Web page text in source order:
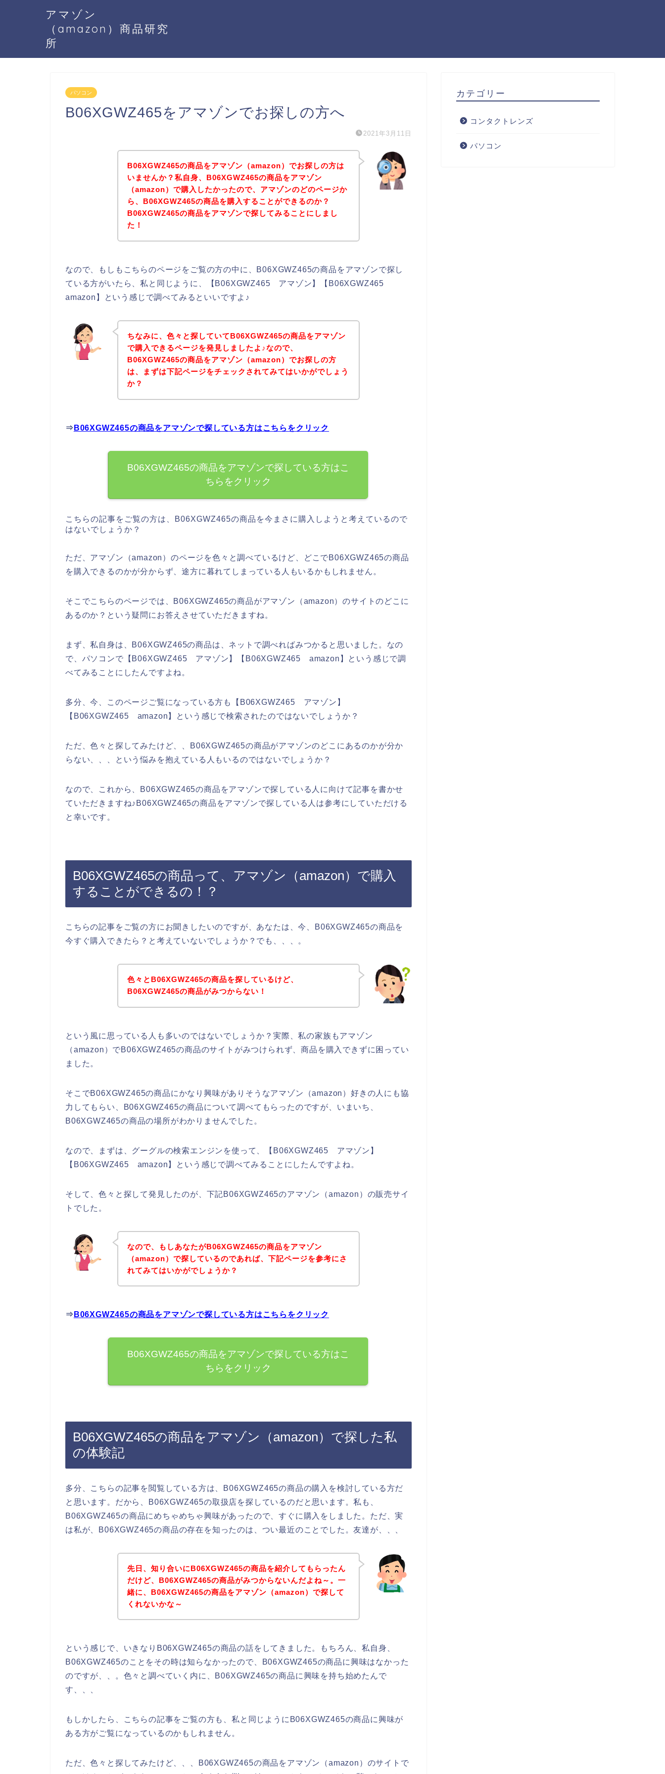
アマゾン
（amazon）商品研究
所
パソコン
B06XGWZ465をアマゾンでお探しの方へ
2021年3月11日
B06XGWZ465の商品をアマゾン（amazon）でお探しの方は
いませんか？私自身、B06XGWZ465の商品をアマゾン
（amazon）で購入したかったので、アマゾンのどのページか
ら、B06XGWZ465の商品を購入することができるのか？
B06XGWZ465の商品をアマゾンで探してみることにしまし
た！
なので、もしもこちらのページをご覧の方の中に、B06XGWZ465の商品をアマゾンで探し
ている方がいたら、私と同じように、【B06XGWZ465 アマゾン】【B06XGWZ465
amazon】という感じで調べてみるといいですよ♪
ちなみに、色々と探していてB06XGWZ465の商品をアマゾン
で購入できるページを発見しましたよ♪なので、
B06XGWZ465の商品をアマゾン（amazon）でお探しの方
は、まずは下記ページをチェックされてみてはいかがでしょう
か？
⇒ B06XGWZ465の商品をアマゾンで探している方はこちらをクリック
B06XGWZ465の商品をアマゾンで探している方はこ
ちらをクリック
こちらの記事をご覧の方は、B06XGWZ465の商品を今まさに購入しようと考えているので
はないでしょうか？
ただ、アマゾン（amazon）のページを色々と調べているけど、どこでB06XGWZ465の商品
を購入できるのかが分からず、途方に暮れてしまっている人もいるかもしれません。
そこでこちらのページでは、B06XGWZ465の商品がアマゾン（amazon）のサイトのどこに
あるのか？という疑問にお答えさせていただきますね。
まず、私自身は、B06XGWZ465の商品は、ネットで調べればみつかると思いました。なの
で、パソコンで【B06XGWZ465 アマゾン】【B06XGWZ465 amazon】という感じで調
べてみることにしたんですよね。
多分、今、このページご覧になっている方も【B06XGWZ465 アマゾン】
【B06XGWZ465 amazon】という感じで検索されたのではないでしょうか？
ただ、色々と探してみたけど、、B06XGWZ465の商品がアマゾンのどこにあるのかが分か
らない、、、という悩みを抱えている人もいるのではないでしょうか？
なので、これから、B06XGWZ465の商品をアマゾンで探している人に向けて記事を書かせ
ていただきますね♪B06XGWZ465の商品をアマゾンで探している人は参考にしていただける
と幸いです。
B06XGWZ465の商品って、アマゾン（amazon）で購入
することができるの！？
こちらの記事をご覧の方にお聞きしたいのですが、あなたは、今、B06XGWZ465の商品を
今すぐ購入できたら？と考えていないでしょうか？でも、、、。
色々とB06XGWZ465の商品を探しているけど、
B06XGWZ465の商品がみつからない！
という風に思っている人も多いのではないでしょうか？実際、私の家族もアマゾン
（amazon）でB06XGWZ465の商品のサイトがみつけられず、商品を購入できずに困ってい
ました。
そこでB06XGWZ465の商品にかなり興味がありそうなアマゾン（amazon）好きの人にも協
力してもらい、B06XGWZ465の商品について調べてもらったのですが、いまいち、
B06XGWZ465の商品の場所がわかりませんでした。
なので、まずは、グーグルの検索エンジンを使って、【B06XGWZ465 アマゾン】
【B06XGWZ465 amazon】という感じで調べてみることにしたんですよね。
そして、色々と探して発見したのが、下記B06XGWZ465のアマゾン（amazon）の販売サイ
トでした。
なので、もしあなたがB06XGWZ465の商品をアマゾン
（amazon）で探しているのであれば、下記ページを参考にさ
れてみてはいかがでしょうか？
⇒ B06XGWZ465の商品をアマゾンで探している方はこちらをクリック
B06XGWZ465の商品をアマゾンで探している方はこ
ちらをクリック
B06XGWZ465の商品をアマゾン（amazon）で探した私
の体験記
多分、こちらの記事を閲覧している方は、B06XGWZ465の商品の購入を検討している方だ
と思います。だから、B06XGWZ465の取扱店を探しているのだと思います。私も、
B06XGWZ465の商品にめちゃめちゃ興味があったので、すぐに購入をしました。ただ、実
は私が、B06XGWZ465の商品の存在を知ったのは、つい最近のことでした。友達が、、、
先日、知り合いにB06XGWZ465の商品を紹介してもらったん
だけど、B06XGWZ465の商品がみつからないんだよね～。一
緒に、B06XGWZ465の商品をアマゾン（amazon）で探して
くれないかな～
という感じで、いきなりB06XGWZ465の商品の話をしてきました。もちろん、私自身、
B06XGWZ465のことをその時は知らなかったので、B06XGWZ465の商品に興味はなかった
のですが、、。色々と調べていく内に、B06XGWZ465の商品に興味を持ち始めたんで
す、、、
もしかしたら、こちらの記事をご覧の方も、私と同じようにB06XGWZ465の商品に興味が
ある方がご覧になっているのかもしれません。
ただ、色々と探してみたけど、、、B06XGWZ465の商品をアマゾン（amazon）のサイトで
カテゴリー
コンタクトレンズ
パソコン